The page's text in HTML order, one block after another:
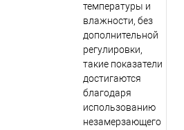
температуры и
влажности, без
дополнительной
регулировки,
такие показатели
достигаются
благодаря
использованию
незамерзающего